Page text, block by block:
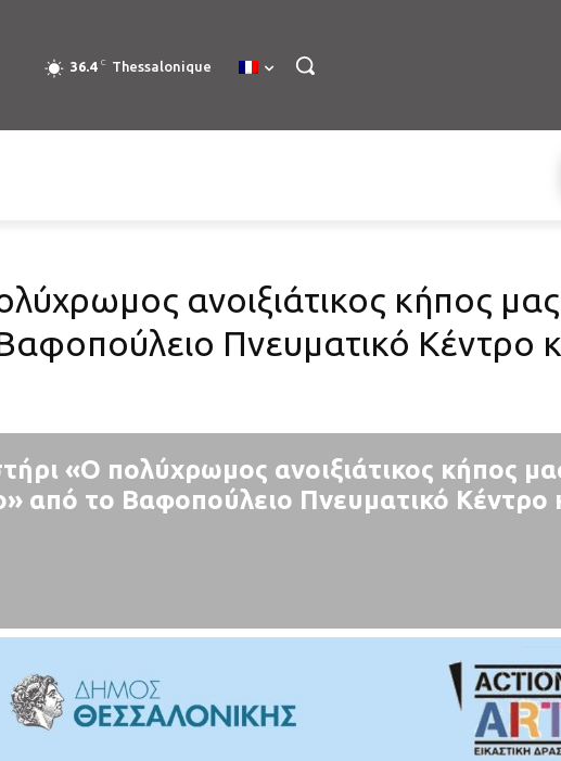
36.4 C Thessalonique
ανοιξιάτικος κήπος
Πνευματικό Κέντρο
«O πολύχρωμος ανοιξιάτικος κήπος
από το Βαφοπούλειο Πνευματικό Κέντρο